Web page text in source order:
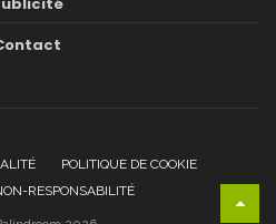
POLITIQUE DE COOKIE
RESPONSABILITÉ